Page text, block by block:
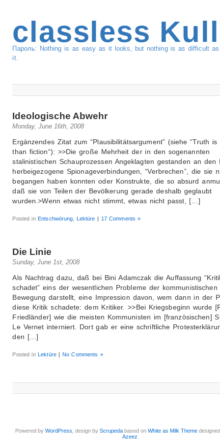
classless
Пароль: Nothing is as easy as it looks, but nothing is as difficult
it.
Ideologische Abwehr
Monday, June 16th, 2008
Ergänzendes Zitat zum “Plausibilitätsargument” (siehe “Truth is
than fiction“): >>Die große Mehrheit der in den sogenannten
stalinistischen Schauprozessen Angeklagten gestanden an den
herbeigezogene Spionageverbindungen, “Verbrechen”, die sie
begangen haben konnten oder Konstrukte, die so absurd
daß sie von Teilen der Bevölkerung gerade deshalb geglaubt
wurden.>Wenn etwas nicht stimmt, etwas nicht passt, […]
Posted inEntschwörung Lektüre | 17 Comments »
Die Linie
Sunday, June 1st, 2008
Als Nachtrag dazu, daß bei Bini Adamczak die Auffassung
schadet” eins der wesentlichen Probleme der kommunistischen
Bewegung darstellt, eine Impression davon, wem dann in der
diese Kritik schadete: dem Kritiker. >>Bei Kriegsbeginn wurde
Friedländer] wie die meisten Kommunisten im [französischen]
Le Vernet interniert. Dort gab er eine schriftliche
den […]
Posted inLektüre | No Comments »
Powered byWordPress , design byScrupeda based onWhite as Milk Theme
Azeez